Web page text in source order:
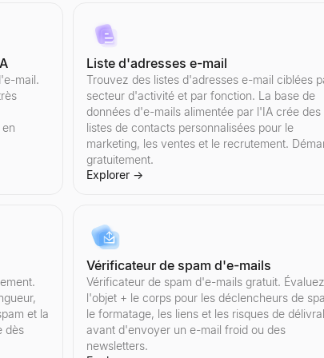
Obtenez le taux d'engagement, les likes
par publication sponsorisée. Analysez le taux
pays et par niche. Filtrez les créateurs par secteur
Obtenez le taux d'engagement, les likes
et par niche. Filtrez les créateurs par secteur d'activité,
côte — taux d'engagement, abonnés, likes moyens,
Obtenez le taux d'engagement, les vues
pays et par niche. Filtrez les créateurs par secteur
à côte — taux d'engagement, abonnés, likes moyens, vues
de n'importe quel compte Twitter/X. Obtenez les likes
Obtenez le taux d'engagement, les likes
pays et par niche. Filtrez les créateurs par secteur
Voyez exactement comment votre publication apparaît
Entrez votre rôle et vos compétences, obtenez 3 sections
mail.
Liste d'adresses e-mail
Trouvez des listes d'adresses e-mail ciblées
secteur d'activité et par fonction. La base de
données d'e-mails alimentée par l'IA crée des
listes de contacts personnalisées pour le
marketing, les ventes et le recrutement.
gratuitement.
Explorer→
et la
dès
Vérificateur de spam d'e-mails
Vérificateur de spam d'e-mails gratuit. Évaluez
l'objet + le corps pour les déclencheurs de
le formatage, les liens et les risques de
avant d'envoyer un e-mail froid ou des
newsletters.